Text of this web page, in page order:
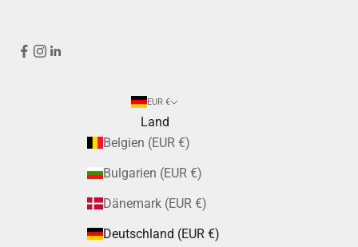
EUR €
Land
Belgien (EUR €)
Bulgarien (EUR €)
Dänemark (EUR €)
Deutschland (EUR €)